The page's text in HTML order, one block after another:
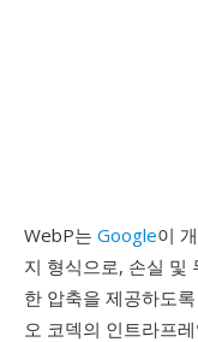
WebP는 Google이
지 형식으로, 손실 및
한 압축을 제공하도
오 코덱의 인트라프